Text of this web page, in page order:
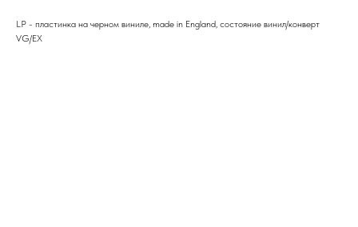
LP - пластинка на черном виниле, made in England, состояние винил/конверт
VG/EX